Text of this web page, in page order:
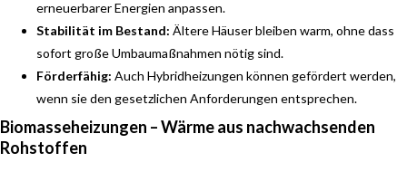
erneuerbarer Energien anpassen.
Stabilität im Bestand: Ältere Häuser bleiben warm, ohne dass
sofort große Umbaumaßnahmen nötig sind.
Förderfähig: Auch Hybridheizungen können gefördert werden,
wenn sie den gesetzlichen Anforderungen entsprechen.
Biomasseheizungen – Wärme aus nachwachsenden
Rohstoffen